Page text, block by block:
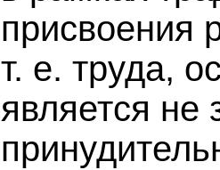
присвоения
т. е. труда,
является